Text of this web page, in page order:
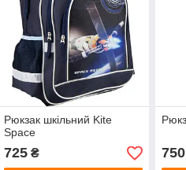
Рюкзак шкільний Kite
Space
725₴ 750